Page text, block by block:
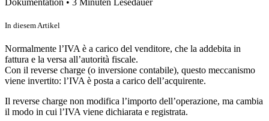
In diesem Artikel
Normalmente l’IVA è a carico del venditore, che la addebita in
fattura e la versa all’autorità fiscale.
Con il reverse charge (o inversione contabile), questo meccanismo
viene invertito: l’IVA è posta a carico dell’acquirente.
Il reverse charge non modifica l’importo dell’operazione, ma cambia
il modo in cui l’IVA viene dichiarata e registrata.